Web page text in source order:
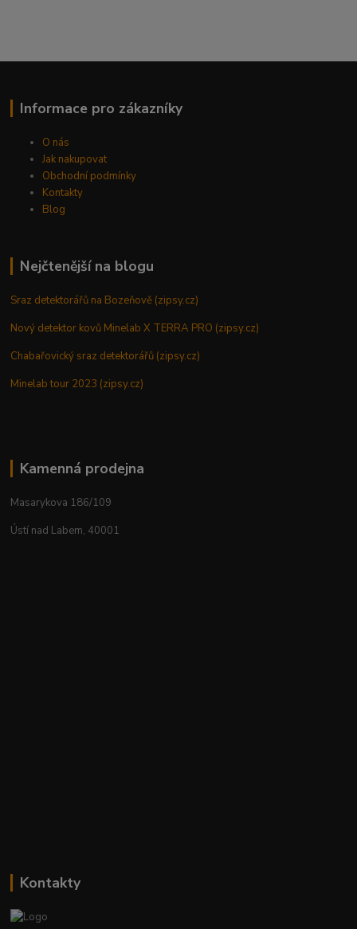
Informace pro zákazníky
O nás
Jak nakupovat
Obchodní podmínky
Kontakty
Blog
Nejčtenější na blogu
Sraz detektorářů na Bozeňově (zipsy.cz)
Nový detektor kovů Minelab X TERRA PRO (zipsy.cz)
Chabařovický sraz detektorářů (zipsy.cz)
Minelab tour 2023 (zipsy.cz)
Kamenná prodejna
Masarykova 186/109
Ústí nad Labem, 40001
Kontakty